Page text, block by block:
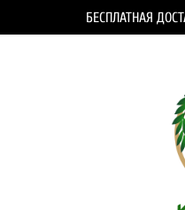
БЕСПЛАТНАЯ